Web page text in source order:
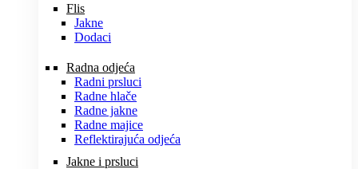
Flis
Jakne
Dodaci
Radna odjeća
Radni prsluci
Radne hlače
Radne jakne
Radne majice
Reflektirajuća odjeća
Jakne i prsluci